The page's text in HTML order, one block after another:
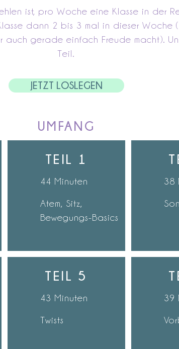
ist, pro Woche eine Klasse in der
dann 2 bis 3 mal in dieser Woche
auch gerade einfach Freude macht).
Teil.
JETZT LOSLEGEN
UMFANG
TEIL 1
44 Minuten
Atem, Sitz,
Bewegungs-Basics
TEIL 5
43 Minuten
Twists
38
39